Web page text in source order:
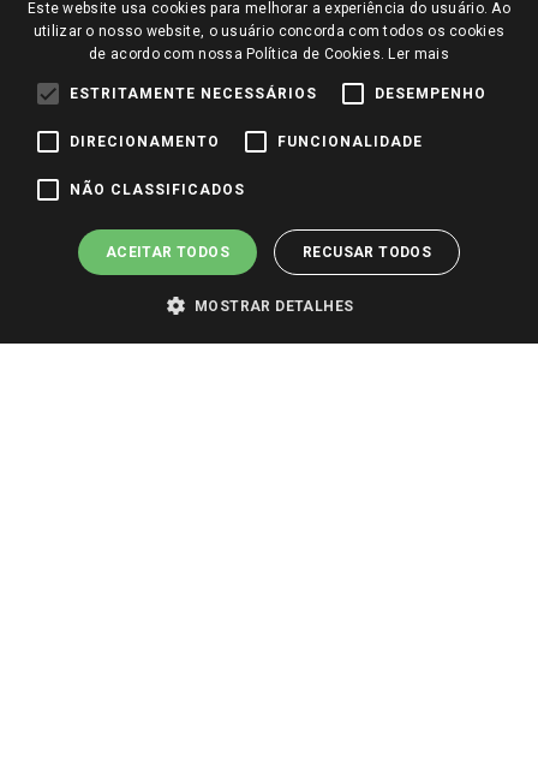
Perguntas frequentes
Trabalhe Conosco
Identidade Visual
Redes Sociais
Pagamento e Segurança
Este website usa cookies para melhorar a experiência do usuário. Ao
utilizar o nosso website, o usuário concorda com todos os cookies
de acordo com nossa Política de Cookies. Ler mais
ESTRITAMENTE NECESSÁRIOS DESEMPENHO
DIRECIONAMENTO FUNCIONALIDADE
NÃO CLASSIFICADOS
ACEITAR TODOS RECUSAR TODOS
MOSTRAR DETALHES